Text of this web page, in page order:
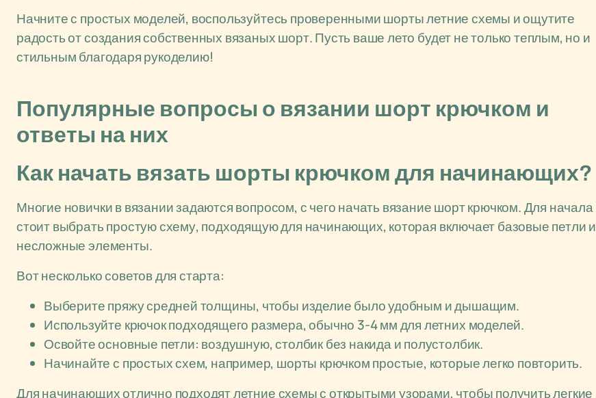
Начните с простых моделей, воспользуйтесь проверенными шорты летние схемы и ощутите
радость от создания собственных вязаных шорт. Пусть ваше лето будет не только теплым, но и
стильным благодаря рукоделию!
Популярные вопросы о вязании шорт крючком и
ответы на них
Как начать вязать шорты крючком для начинающих?
Многие новички в вязании задаются вопросом, с чего начать вязание шорт крючком. Для начала
стоит выбрать простую схему, подходящую для начинающих, которая включает базовые петли и
несложные элементы.
Вот несколько советов для старта:
Выберите пряжу средней толщины, чтобы изделие было удобным и дышащим.
Используйте крючок подходящего размера, обычно 3-4 мм для летних моделей.
Освойте основные петли: воздушную, столбик без накида и полустолбик.
Начинайте с простых схем, например, шорты крючком простые, которые легко повторить.
Для начинающих отлично подходят летние схемы с открытыми узорами, чтобы получить легкие